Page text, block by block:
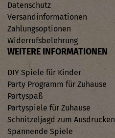
Datenschutz
Versandinformationen
Zahlungsoptionen
Widerrufsbelehrung
WEITERE INFORMATIONEN
DIY Spiele für Kinder
Party Programm für Zuhause
Partyspaß
Partyspiele für Zuhause
Schnitzeljagd zum Ausdrucken
Spannende Spiele